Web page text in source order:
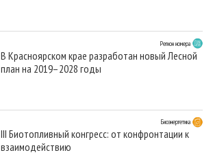
Регион номера
В Красноярском крае разработан новый Лесной
план на 2019–2028 годы
Биоэнергетика
III Биотопливный конгресс: от конфронтации к
взаимодействию